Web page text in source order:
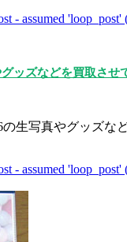
- assumed
ッズなどを買取させ
生写真やグッズな
- assumed